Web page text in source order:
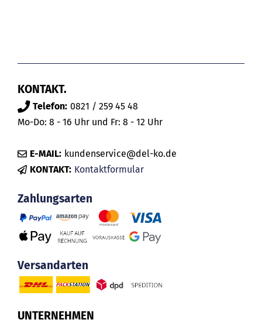
KONTAKT.
Telefon: 0821 / 259 45 48
Mo-Do: 8 - 16 Uhr und Fr: 8 - 12 Uhr
E-MAIL: kundenservice@del-ko.de
KONTAKT: Kontaktformular
Zahlungsarten
Versandarten
UNTERNEHMEN